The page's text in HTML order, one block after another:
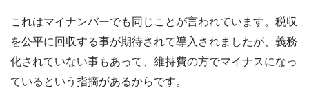
これはマイナンバーでも同じことが言われています。税収
を公平に回収する事が期待されて導入されましたが、義務
化されていない事もあって、維持費の方でマイナスになっ
ているという指摘があるからです。